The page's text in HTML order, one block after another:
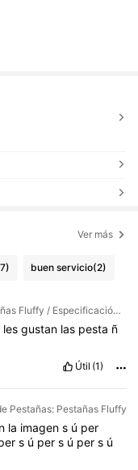
Ver más
buen servicio(2)
Estilo de Pestañas: Pestañas Fluffy / Especificación General: 10 pares
les gustan las pesta ñ
Útil (1)
Pestañas: Pestañas Fluffy
la imagen s ú per
s ú pers ú pers ú